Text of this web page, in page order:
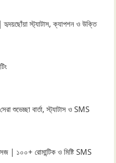
হৃদয়ছোঁয়া স্ট্যাটাস, ক্যাপশন ও উক্তি
শুভেচ্ছা বার্তা, স্ট্যাটাস ও SMS
| ১০০+ রোমান্টিক ও মিষ্টি SMS